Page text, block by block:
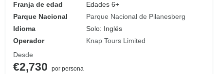
Franja de edad
Edades 6+
Parque Nacional
Parque Nacional de Pilanesberg
Idioma
Solo: Inglés
Operador
Knap Tours Limited
Desde
€2,730
por persona